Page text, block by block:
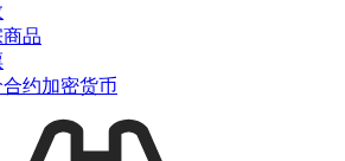
品
合约加密货币